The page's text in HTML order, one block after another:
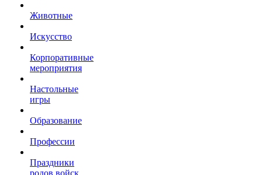
Животные
Искусство
Корпоративные
мероприятия
Настольные
игры
Образование
Профессии
Праздники
родов войск